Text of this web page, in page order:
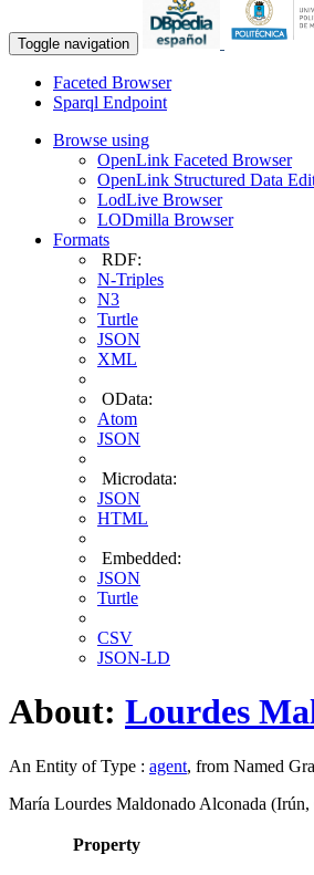
Toggle navigation
Faceted Browser
Sparql Endpoint
Browse using
OpenLink Faceted Browser
OpenLink Structured Data
LodLive Browser
LODmilla Browser
Formats
RDF:
N-Triples
N3
Turtle
JSON
XML
OData:
Atom
JSON
Microdata:
JSON
HTML
Embedded:
JSON
Turtle
CSV
JSON-LD
About: Lourdes
An Entity of Type : agent, from Named
María Lourdes Maldonado Alconada (Irún,
Property